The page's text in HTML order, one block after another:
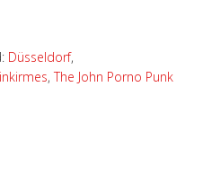
Düsseldorf,
,The John Porno Punk